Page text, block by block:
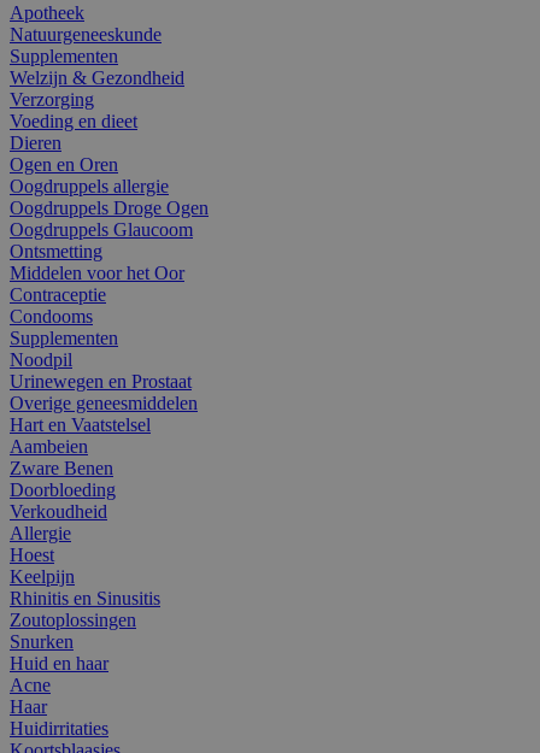
Apotheek
Natuurgeneeskunde
Supplementen
Welzijn & Gezondheid
Verzorging
Voeding en dieet
Dieren
Ogen en Oren
Oogdruppels allergie
Oogdruppels Droge Ogen
Oogdruppels Glaucoom
Ontsmetting
Middelen voor het Oor
Contraceptie
Condooms
Supplementen
Noodpil
Urinewegen en Prostaat
Overige geneesmiddelen
Hart en Vaatstelsel
Aambeien
Zware Benen
Doorbloeding
Verkoudheid
Allergie
Hoest
Keelpijn
Rhinitis en Sinusitis
Zoutoplossingen
Snurken
Huid en haar
Acne
Haar
Huidirritaties